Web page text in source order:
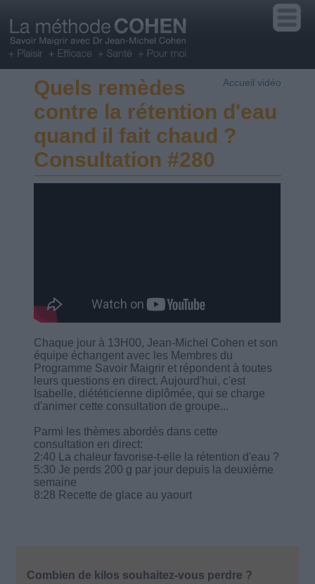
Accueil vidéo
Quels remèdes
contre la rétention d'eau
quand il fait chaud ?
Consultation #280
Chaque jour à 13H00, Jean-Michel Cohen et son
équipe échangent avec les Membres du
Programme Savoir Maigrir et répondent à toutes
leurs questions en direct. Aujourd'hui, c'est
Isabelle, diététicienne diplômée, qui se charge
d'animer cette consultation de groupe...
Parmi les thèmes abordés dans cette
consultation en direct:
2:40 La chaleur favorise-t-elle la rétention d'eau ?
5:30 Je perds 200 g par jour depuis la deuxième
semaine
8:28 Recette de glace au yaourt
Combien de kilos souhaitez-vous perdre ?